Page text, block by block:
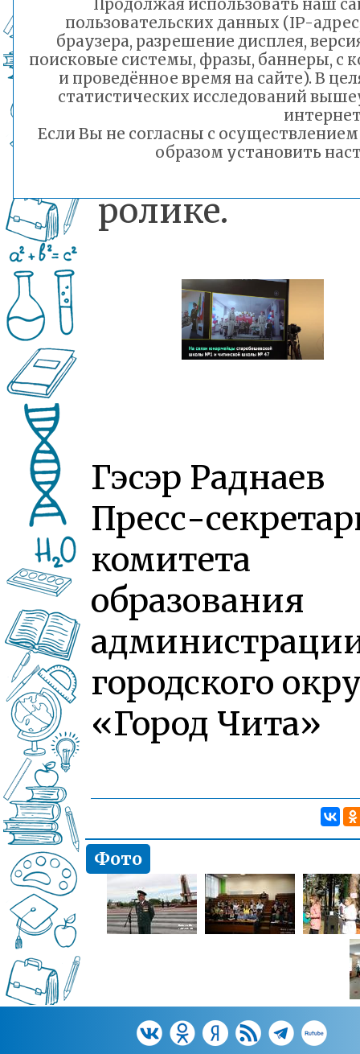
защитника
Отечества.
Подробности
ролике.
Гэсэр Раднаев
Пресс-
комитета
образования
городского
«Город Чита»
Фото
Продолжая использовать наш
пользовательских данных (IP-
браузера, разрешение дисплея,
поисковые системы, фразы, баннеры, с
и проведённое время на сайте). В
статистических исследований
Если Вы не согласны с
образом установить